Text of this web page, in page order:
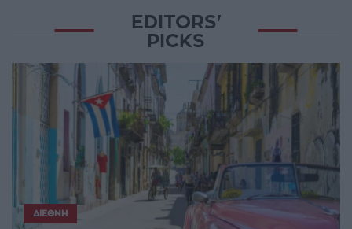
EDITORS'
PICKS
ΔΙΕΘΝΉ